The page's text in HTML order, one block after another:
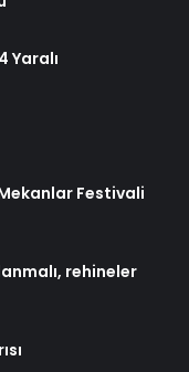
Yaralı
Festivali
rehineler